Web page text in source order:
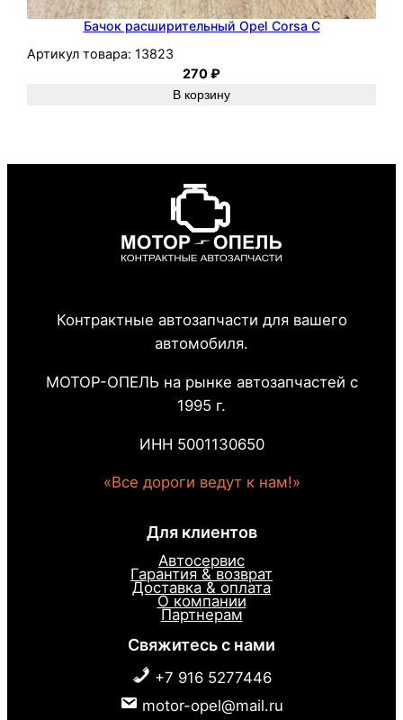
Бачок расширительный Opel Corsa C
Артикул товара: 13823
270₽
В корзину
Контрактные автозапчасти для вашего
автомобиля.
МОТОР-ОПЕЛЬ на рынке автозапчастей с
1995 г.
ИНН 5001130650
«Все дороги ведут к нам!»
Для клиентов
Автосервис
Гарантия & возврат
Доставка & оплата
О компании
Партнерам
Свяжитесь с нами
+7 916 5277446
motor-opel@mail.ru